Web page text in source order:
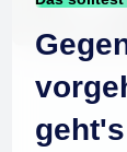
geht's